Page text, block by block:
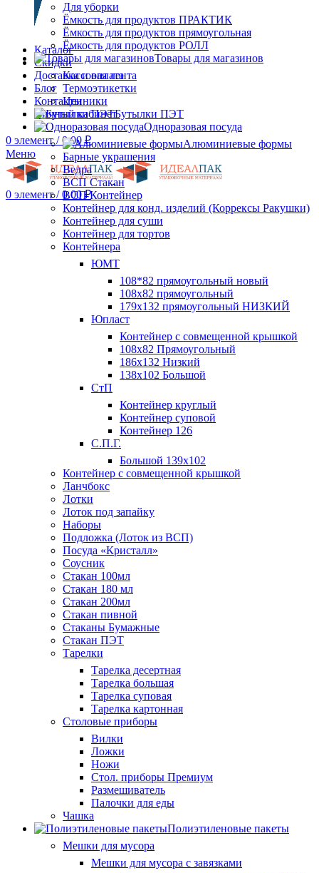
Каталог
Скидки
Доставка и оплата
Блог
Контакты
Личный кабинет
0 элемент / 0.00₽
Меню
0 элемент / 0.00₽
Для уборки
Ёмкость для продуктов ПРАКТИК
Ёмкость для продуктов прямоугольная
Ёмкость для продуктов РОЛЛ
Товары для магазинов
Кассовая лента
Термоэтикетки
Ценники
Бутылки ПЭТ
Одноразовая посуда
Алюминиевые формы
Барные украшения
Ведра
ВСП Стакан
ВСП Контейнер
Контейнер для конд. изделий (Коррексы Ракушки)
Контейнер для суши
Контейнер для тортов
Контейнера
ЮМТ
108*82 прямоугольный новый
108х82 прямоугольный
179х132 прямоугольный НИЗКИЙ
Юпласт
Контейнер с совмещенной крышкой
108х82 Прямоугольный
186х132 Низкий
138х102 Большой
СтП
Контейнер круглый
Контейнер суповой
Контейнер 126
С.П.Г.
Большой 139х102
Контейнер с совмещенной крышкой
Ланчбокс
Лотки
Лоток под запайку
Наборы
Подложка (Лоток из ВСП)
Посуда «Кристалл»
Соусник
Стакан 100мл
Стакан 180 мл
Стакан 200мл
Стакан пивной
Стаканы Бумажные
Стакан ПЭТ
Тарелки
Тарелка десертная
Тарелка большая
Тарелка суповая
Тарелка картонная
Столовые приборы
Вилки
Ложки
Ножи
Стол. приборы Премиум
Размешиватель
Палочки для еды
Чашка
Полиэтиленовые пакеты
Мешки для мусора
Мешки для мусора с завязками